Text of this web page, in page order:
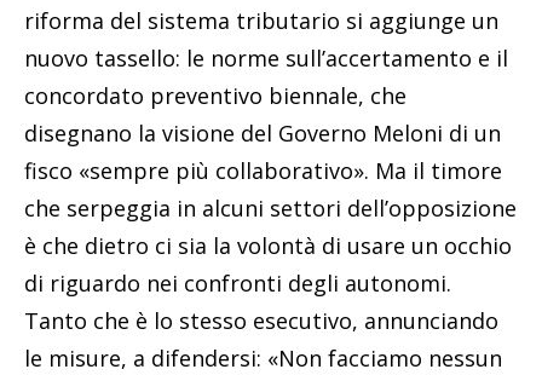
riforma del sistema tributario si aggiunge un
nuovo tassello: le norme sull’accertamento e il
concordato preventivo biennale, che
disegnano la visione del Governo Meloni di un
fisco «sempre più collaborativo». Ma il timore
che serpeggia in alcuni settori dell’opposizione
è che dietro ci sia la volontà di usare un occhio
di riguardo nei confronti degli autonomi.
Tanto che è lo stesso esecutivo, annunciando
le misure, a difendersi: «Non facciamo nessun